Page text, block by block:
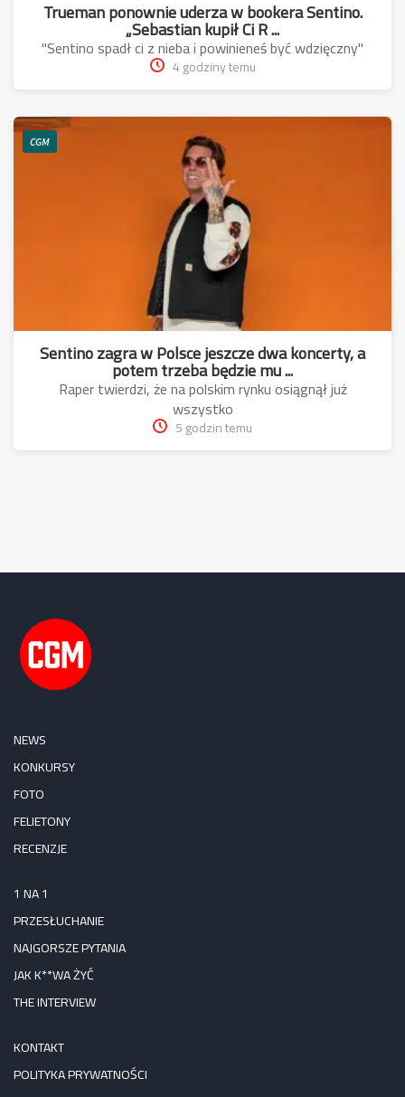
Trueman ponownie uderza w bookera Sentino.
„Sebastian kupił Ci R ...
"Sentino spadł ci z nieba i powinieneś być wdzięczny"
4 godziny temu
CGM
Sentino zagra w Polsce jeszcze dwa koncerty, a
potem trzeba będzie mu ...
Raper twierdzi, że na polskim rynku osiągnął już
wszystko
5 godzin temu
NEWS
KONKURSY
FOTO
FELIETONY
RECENZJE
1 NA 1
PRZESŁUCHANIE
NAJGORSZE PYTANIA
JAK K**WA ŻYĆ
THE INTERVIEW
KONTAKT
POLITYKA PRYWATNOŚCI